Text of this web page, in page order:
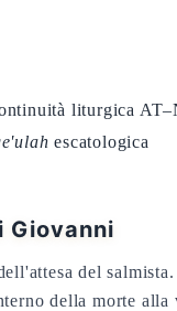
liturgica
escatologica
Giovanni
del
della morte